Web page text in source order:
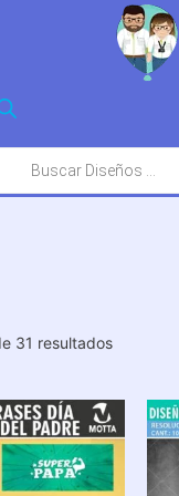
31 resultadosOrdenado
últimos